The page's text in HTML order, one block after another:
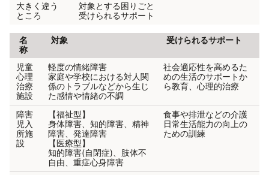
大きく違う
ところ
対象とする困りごと
受けられるサポート
名
称
対象 受けられるサポート
児童
心理
治療
施設
軽度の情緒障害
家庭や学校における対人関
係のトラブルなどから生じ
た感情や情緒の不調
社会適応性を高めるた
めの生活のサポートか
ら教育、心理的治療
障害
児入
所施
設
【福祉型】
身体障害、知的障害、精神
障害、発達障害
【医療型】
知的障害(自閉症)、肢体不
自由、重症心身障害
食事や排泄などの介護
日常生活能力の向上の
ための訓練